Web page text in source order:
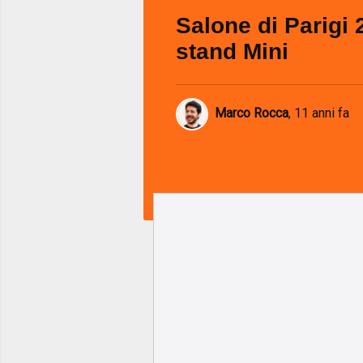
Salone di Parigi
stand Mini
Marco Rocca, 11 anni fa